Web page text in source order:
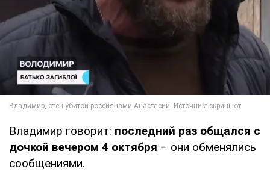
Владимир говорит: последний раз общался с
дочкой вечером 4 октября – они обменялись
сообщениями.